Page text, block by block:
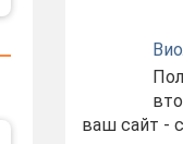
ваш сайт -